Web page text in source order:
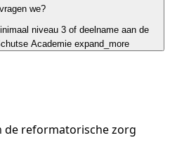
we?
niveau 3 of deelname aan de
Academie expand_more
de reformatorische zorg